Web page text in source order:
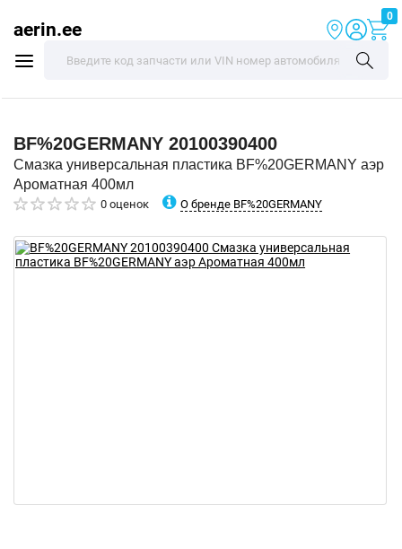
aerin.ee
0
BF%20GERMANY 20100390400
Смазка универсальная пластика BF%20GERMANY аэр
Ароматная 400мл
0 оценок О бренде BF%20GERMANY